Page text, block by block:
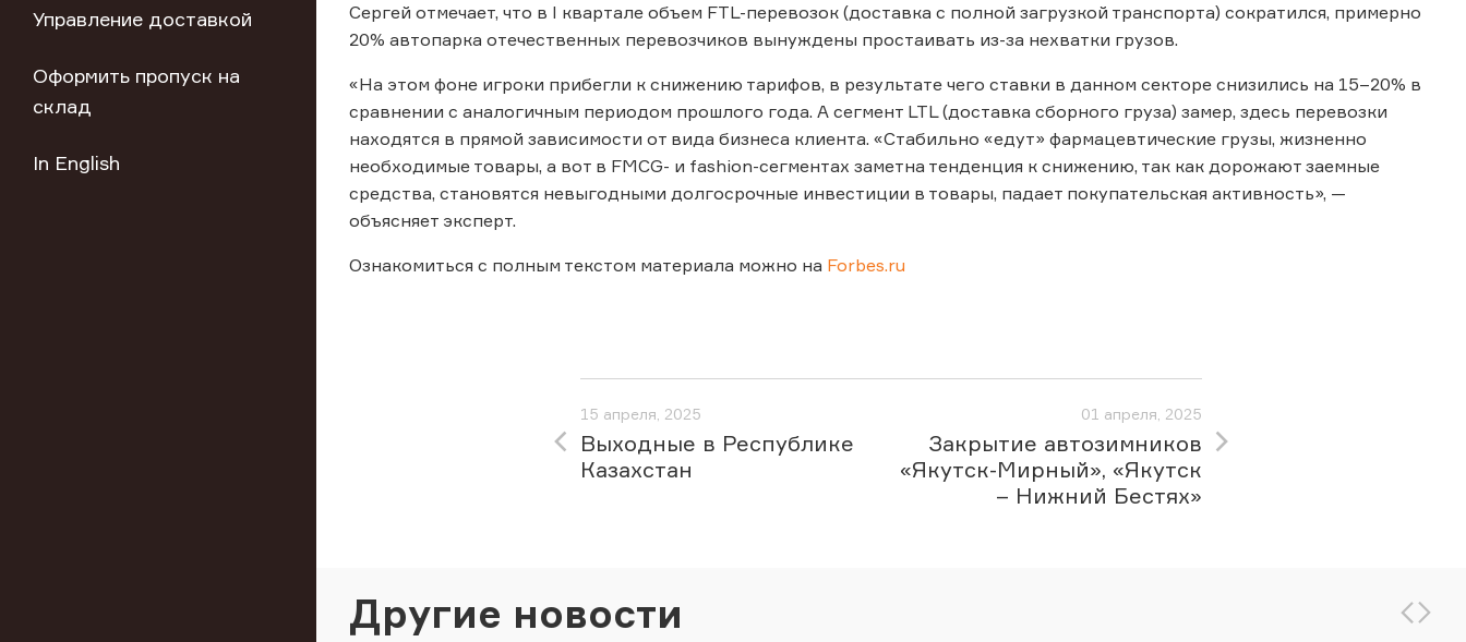
Управление доставкой
Оформить пропуск на
склад
In English
Сергей отмечает, что в I квартале объем FTL-перевозок (доставка с полной загрузкой транспорта) сократился, примерно
20% автопарка отечественных перевозчиков вынуждены простаивать из-за нехватки грузов.
«На этом фоне игроки прибегли к снижению тарифов, в результате чего ставки в данном секторе снизились на 15–20% в
сравнении с аналогичным периодом прошлого года. А сегмент LTL (доставка сборного груза) замер, здесь перевозки
находятся в прямой зависимости от вида бизнеса клиента. «Стабильно «едут» фармацевтические грузы, жизненно
необходимые товары, а вот в FMCG- и fashion-сегментах заметна тенденция к снижению, так как дорожают заемные
средства, становятся невыгодными долгосрочные инвестиции в товары, падает покупательская активность», —
объясняет эксперт.
Ознакомиться с полным текстом материала можно на Forbes.ru
15 апреля, 2025
Выходные в Республике
Казахстан
01 апреля, 2025
Закрытие автозимников
«Якутск-Мирный», «Якутск
– Нижний Бестях»
Другие новости